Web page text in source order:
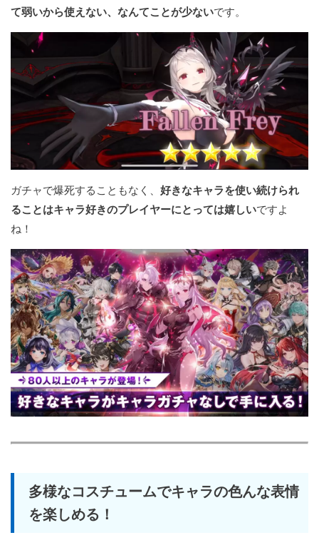
て弱いから使えない、なんてことが少ないです。
ガチャで爆死することもなく、 好きなキャラを使い続けられ
ることはキャラ好きのプレイヤーにとっては嬉しいですよ
ね！
多様なコスチュームでキャラの色んな表情
を楽しめる！